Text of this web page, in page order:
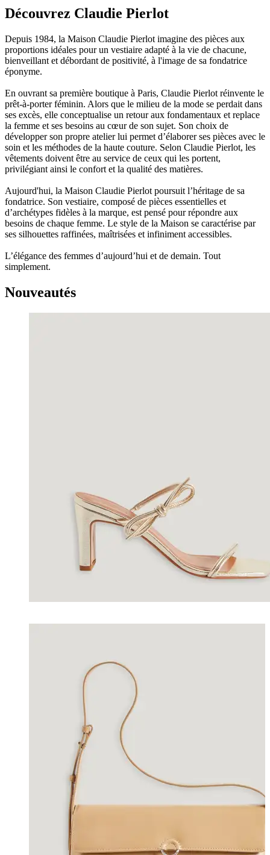
Découvrez Claudie Pierlot
Depuis 1984, la Maison Claudie Pierlot imagine des pièces aux
proportions idéales pour un vestiaire adapté à la vie de chacune,
bienveillant et débordant de positivité, à l'image de sa fondatrice
éponyme.
En ouvrant sa première boutique à Paris, Claudie Pierlot réinvente le
prêt-à-porter féminin. Alors que le milieu de la mode se perdait dans
ses excès, elle conceptualise un retour aux fondamentaux et replace
la femme et ses besoins au cœur de son sujet. Son choix de
développer son propre atelier lui permet d’élaborer ses pièces avec le
soin et les méthodes de la haute couture. Selon Claudie Pierlot, les
vêtements doivent être au service de ceux qui les portent,
privilégiant ainsi le confort et la qualité des matières.
Aujourd'hui, la Maison Claudie Pierlot poursuit l’héritage de sa
fondatrice. Son vestiaire, composé de pièces essentielles et
d’archétypes fidèles à la marque, est pensé pour répondre aux
besoins de chaque femme. Le style de la Maison se caractérise par
ses silhouettes raffinées, maîtrisées et infiniment accessibles.
L’élégance des femmes d’aujourd’hui et de demain. Tout
simplement.
Nouveautés